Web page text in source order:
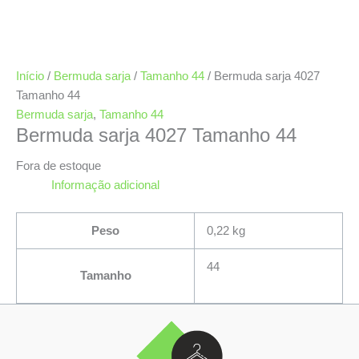
Início / Bermuda sarja / Tamanho 44 / Bermuda sarja 4027
Tamanho 44
Bermuda sarja, Tamanho 44
Bermuda sarja 4027 Tamanho 44
Fora de estoque
Informação adicional
Peso 0,22 kg
Tamanho
44